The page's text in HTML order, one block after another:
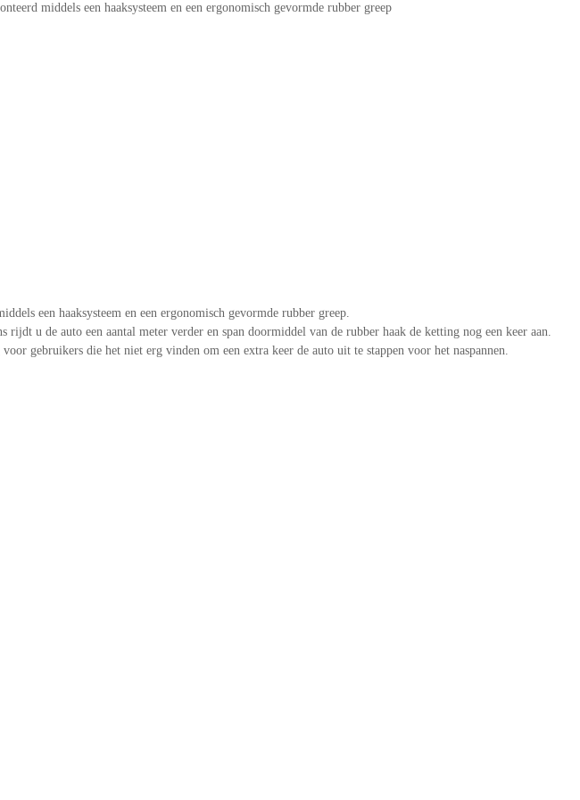
middels een haaksysteem en een ergonomisch gevormde rubber greep
een haaksysteem en een ergonomisch gevormde rubber greep.
u de auto een aantal meter verder en span doormiddel van de rubber haak de ketting nog een keer aan.
gebruikers die het niet erg vinden om een extra keer de auto uit te stappen voor het naspannen.